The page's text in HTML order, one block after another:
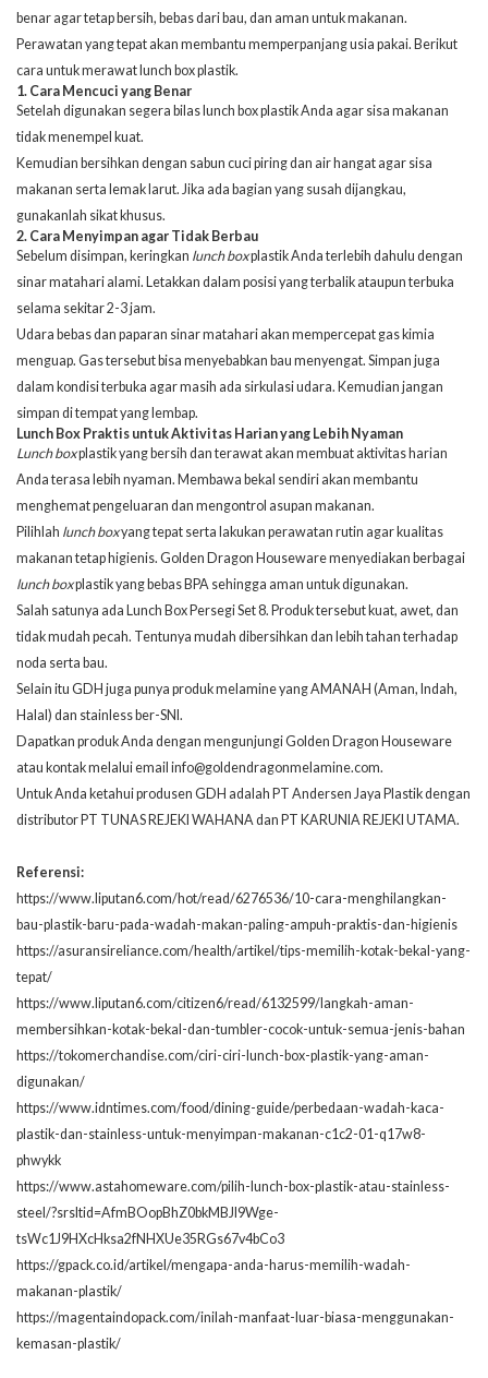
benar agar tetap bersih, bebas dari bau, dan aman untuk makanan.
Perawatan yang tepat akan membantu memperpanjang usia pakai. Berikut
cara untuk merawat lunch box plastik.
1. Cara Mencuci yang Benar
Setelah digunakan segera bilas lunch box plastik Anda agar sisa makanan
tidak menempel kuat.
Kemudian bersihkan dengan sabun cuci piring dan air hangat agar sisa
makanan serta lemak larut. Jika ada bagian yang susah dijangkau,
gunakanlah sikat khusus.
2. Cara Menyimpan agar Tidak Berbau
Sebelum disimpan, keringkan lunch boxplastik Anda terlebih dahulu dengan
sinar matahari alami. Letakkan dalam posisi yang terbalik ataupun terbuka
selama sekitar 2-3 jam.
Udara bebas dan paparan sinar matahari akan mempercepat gas kimia
menguap. Gas tersebut bisa menyebabkan bau menyengat. Simpan juga
dalam kondisi terbuka agar masih ada sirkulasi udara. Kemudian jangan
simpan di tempat yang lembap.
Lunch Box Praktis untuk Aktivitas Harian yang Lebih Nyaman
Lunch boxplastik yang bersih dan terawat akan membuat aktivitas harian
Anda terasa lebih nyaman. Membawa bekal sendiri akan membantu
menghemat pengeluaran dan mengontrol asupan makanan.
Pilihlah lunch boxyang tepat serta lakukan perawatan rutin agar kualitas
makanan tetap higienis. Golden Dragon Houseware menyediakan berbagai
lunch boxplastik yang bebas BPA sehingga aman untuk digunakan.
Salah satunya ada Lunch Box Persegi Set 8. Produk tersebut kuat, awet, dan
tidak mudah pecah. Tentunya mudah dibersihkan dan lebih tahan terhadap
noda serta bau.
Selain itu GDH juga punya produk melamine yang AMANAH (Aman, Indah,
Halal) dan stainless ber-SNI.
Dapatkan produk Anda dengan mengunjungiGolden Dragon Houseware
atau kontak melalui email info@goldendragonmelamine.com.
Untuk Anda ketahui produsen GDH adalah PT Andersen Jaya Plastik dengan
distributor PT TUNAS REJEKI WAHANA dan PT KARUNIA REJEKI UTAMA.
Referensi:
https://www.liputan6.com/hot/read/6276536/10-cara-menghilangkan-
bau-plastik-baru-pada-wadah-makan-paling-ampuh-praktis-dan-higienis
https://asuransireliance.com/health/artikel/tips-memilih-kotak-bekal-yang-
tepat/
https://www.liputan6.com/citizen6/read/6132599/langkah-aman-
membersihkan-kotak-bekal-dan-tumbler-cocok-untuk-semua-jenis-bahan
https://tokomerchandise.com/ciri-ciri-lunch-box-plastik-yang-aman-
digunakan/
https://www.idntimes.com/food/dining-guide/perbedaan-wadah-kaca-
plastik-dan-stainless-untuk-menyimpan-makanan-c1c2-01-q17w8-
phwykk
https://www.astahomeware.com/pilih-lunch-box-plastik-atau-stainless-
steel/?srsltid=AfmBOopBhZ0bkMBJI9Wge-
tsWc1J9HXcHksa2fNHXUe35RGs67v4bCo3
https://gpack.co.id/artikel/mengapa-anda-harus-memilih-wadah-
makanan-plastik/
https://magentaindopack.com/inilah-manfaat-luar-biasa-menggunakan-
kemasan-plastik/